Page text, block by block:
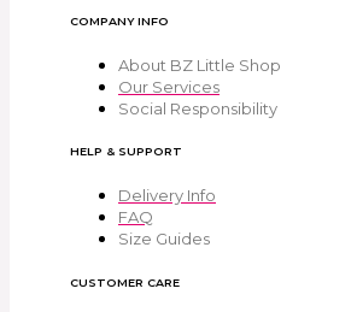
COMPANY INFO
About BZ Little Shop
Our Services
Social Responsibility
HELP & SUPPORT
Delivery Info
FAQ
Size Guides
CUSTOMER CARE